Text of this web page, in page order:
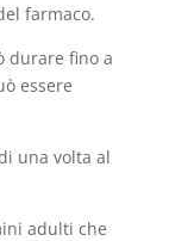
farmaco.
durare fino a
essere
una volta al
adulti che